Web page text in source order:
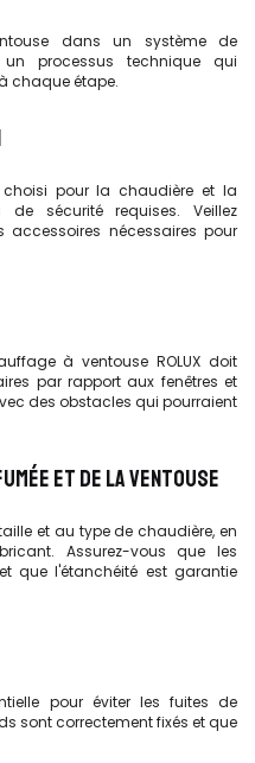
dans un système de
processus technique qui
chaque étape.
choisi pour la chaudière et la
sécurité requises. Veillez
nécessaires pour
à ventouse ROLUX doit
par rapport aux fenêtres et
des obstacles qui pourraient
ET DE LA VENTOUSE
et au type de chaudière, en
Assurez-vous que les
que l'étanchéité est garantie
pour éviter les fuites de
sont correctement fixés et que